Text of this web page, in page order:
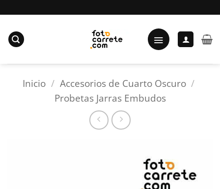
al
contenido
Inicio / Accesorios de Cuarto Oscuro /
Probetas Jarras Embudos